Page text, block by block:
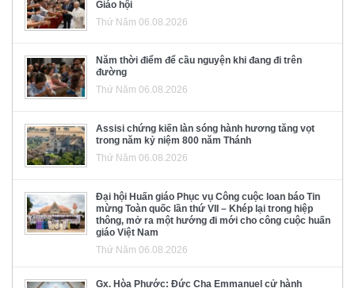
Giáo hội
Thứ Năm 06.08.2026
Năm thời điểm để cầu nguyện khi đang đi trên
đường
Thứ Năm 06.08.2026
Assisi chứng kiến làn sóng hành hương tăng vọt
trong năm kỷ niệm 800 năm Thánh
Thứ Năm 06.08.2026
Đại hội Huấn giáo Phục vụ Công cuộc loan báo Tin
mừng Toàn quốc lần thứ VII – Khép lại trong hiệp
thông, mở ra một hướng đi mới cho công cuộc huấn
giáo Việt Nam
Thứ Năm 06.08.2026
Gx. Hòa Phước: Đức Cha Emmanuel cử hành